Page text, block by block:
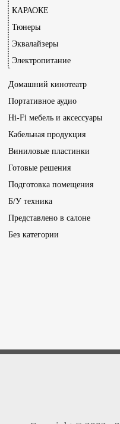
КАРАОКЕ
Тюнеры
Эквалайзеры
Электропитание
Домашний кинотеатр
Портативное аудио
Hi-Fi мебель и аксессуары
Кабельная продукция
Виниловые пластинки
Готовые решения
Подготовка помещения
Б/У техника
Представлено в салоне
Без категории